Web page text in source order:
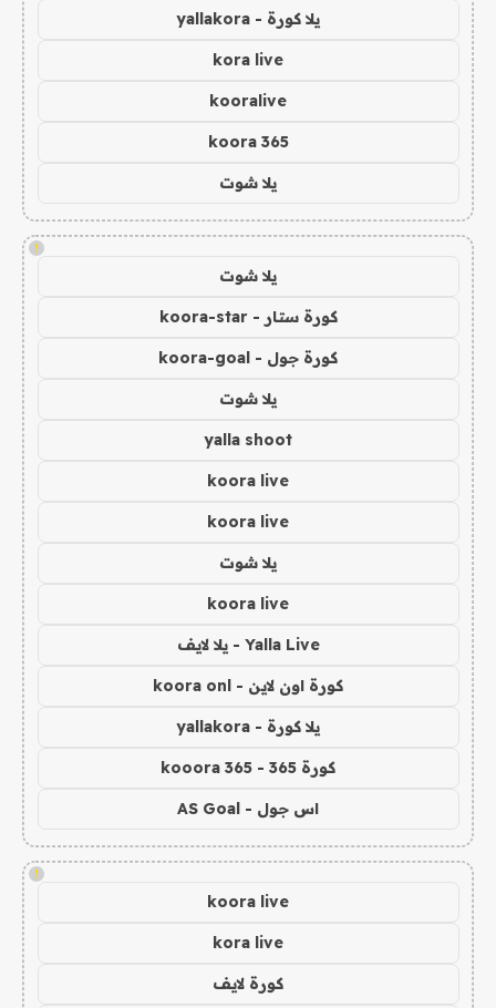
يلا كورة - yallakora
kora live
kooralive
koora 365
يلا شوت
!
يلا شوت
كورة ستار - koora-star
كورة جول - koora-goal
يلا شوت
yalla shoot
koora live
koora live
يلا شوت
koora live
Yalla Live - يلا لايف
كورة اون لاين - koora onl
يلا كورة - yallakora
كورة 365 - kooora 365
اس جول - AS Goal
!
koora live
kora live
كورة لايف